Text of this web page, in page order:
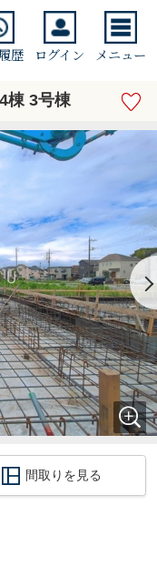
歴 ログイン メニュー
3号棟
間取りを見る